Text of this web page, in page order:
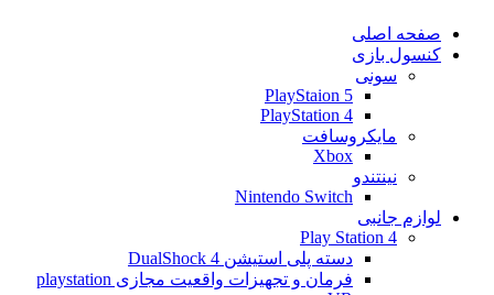
صفحه اصلی
کنسول بازی
سونی
PlayStaion 5
PlayStation 4
مایکروسافت
Xbox
نینتندو
Nintendo Switch
لوازم جانبی
Play Station 4
دسته پلی استیشن 4 DualShock
فرمان و تجهیزات واقعیت مجازی playstation